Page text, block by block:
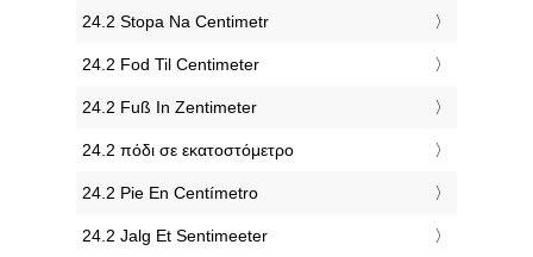
‎24.2 Stopa Na Centimetr
‎24.2 Fod Til Centimeter
‎24.2 Fuß In Zentimeter
‎24.2 πόδι σε εκατοστόμετρο
‎24.2 Pie En Centímetro
‎24.2 Jalg Et Sentimeeter